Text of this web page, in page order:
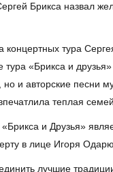
Брикса назвал
концертных тура
«Брикса и
и авторские песни
теплая
и Друзья»
в лице Игоря
лучшие